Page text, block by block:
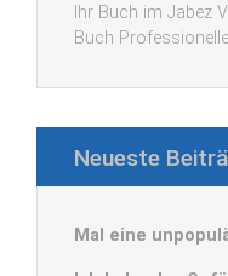
Ihr Buch im Jabez
Buch
Neueste
Mal eine